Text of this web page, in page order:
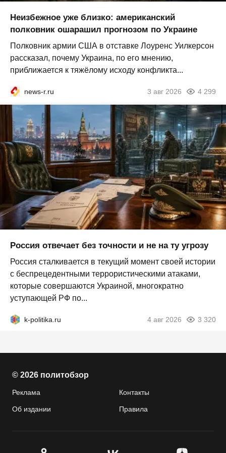
Неизбежное уже близко: американский
полковник ошарашил прогнозом по Украине
Полковник армии США в отставке Лоуренс Уилкерсон
рассказал, почему Украина, по его мнению,
приближается к тяжёлому исходу конфликта...
news-r.ru 3 авг 2026 4 299
Россия отвечает без точности и не на ту угрозу
Россия сталкивается в текущий момент своей истории
с беспрецедентными террористическими атаками,
которые совершаются Украиной, многократно
уступающей РФ по...
k-politika.ru 4 авг 2026 3 320
© 2026 политобзор
Реклама Контакты
Об издании Правила